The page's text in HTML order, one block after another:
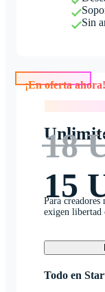
Sin
18
15
Para creadores
exigen libertad
Todo en